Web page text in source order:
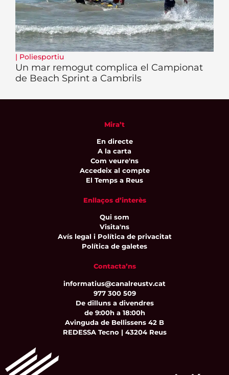
| Poliesportiu
Un mar remogut complica el Campionat
de Beach Sprint a Cambrils
Mira’t
En directe
A la carta
Com veure'ns
Accedeix al compte
El Temps a Reus
Enllaços d’interès
Qui som
Visita'ns
Avís legal i Política de privacitat
Política de galetes
Contacta’ns
informatius@canalreustv.cat
977 300 509
De dilluns a divendres
de 9:00h a 18:00h
Avinguda de Bellissens 42 B
REDESSA Tecno | 43204 Reus